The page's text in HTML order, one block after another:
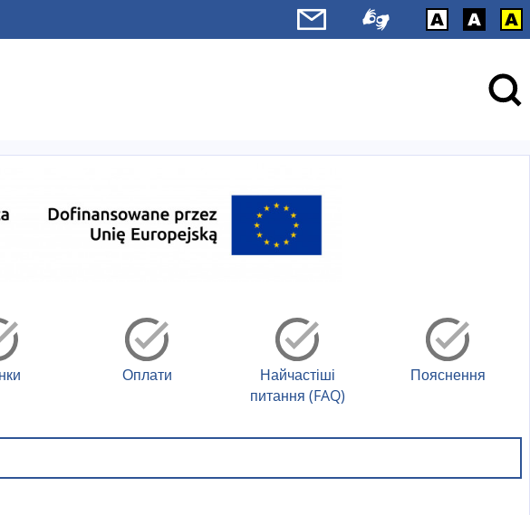
Оплати
Найчастіші
питання (FAQ)
Пояснення